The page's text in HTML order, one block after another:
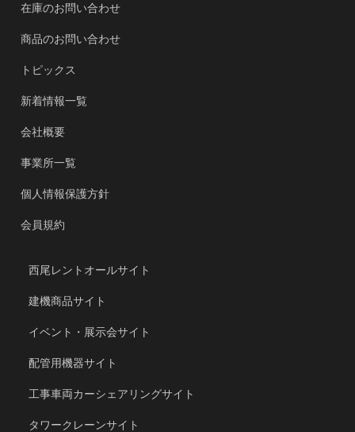
在庫のお問い合わせ
商品のお問い合わせ
トピックス
新着情報一覧
会社概要
事業所一覧
個人情報保護方針
会員規約
西尾レントオールサイト
建機商品サイト
イベント・展示会サイト
配管用機器サイト
工事車両カーシェアリングサイト
タワークレーンサイト